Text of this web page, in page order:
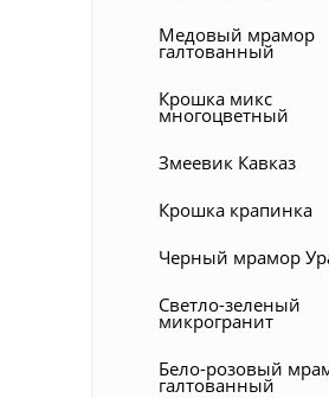
Медовый мрамор
галтованный
Крошка микс
многоцветный
Змеевик Кавказ
Крошка крапинка
Черный мрамор
Светло-зеленый
микрогранит
Бело-розовый
галтованный